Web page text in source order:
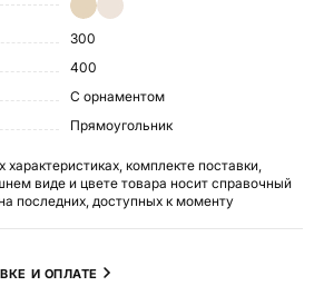
300
400
С орнаментом
Прямоугольник
комплекте поставки,
виде и цвете товара носит справочный
последних, доступных к моменту
И ОПЛАТЕ